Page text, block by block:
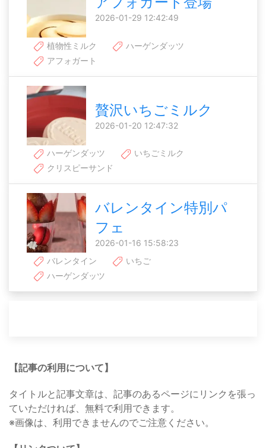
2026-01-29 12:42:49
植物性ミルク
ハーゲンダッツ
アフォガート
贅沢いちごミルク
2026-01-20 12:47:32
ハーゲンダッツ
いちごミルク
クリスピーサンド
バレンタイン特別パ
フェ
2026-01-16 15:58:23
バレンタイン
いちご
ハーゲンダッツ
【記事の利用について】
タイトルと記事文章は、記事のあるページにリンクを張っ
ていただければ、無料で利用できます。
※画像は、利用できませんのでご注意ください。